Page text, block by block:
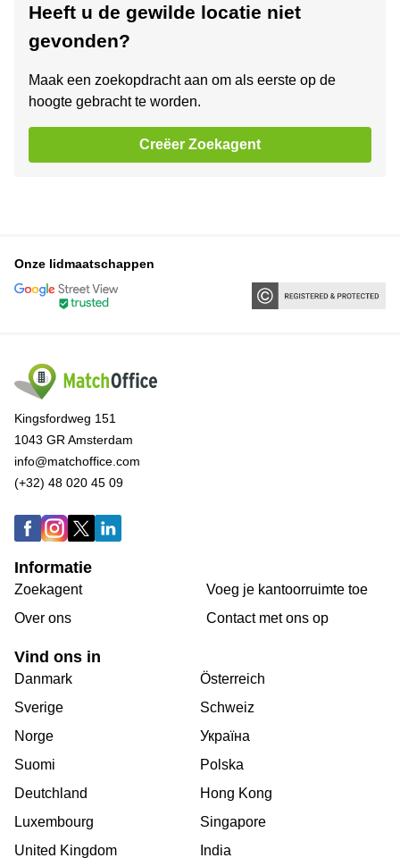
Heeft u de gewilde locatie niet
gevonden?
Maak een zoekopdracht aan om als eerste op de
hoogte gebracht te worden.
Creëer Zoekagent
Onze lidmaatschappen
Kingsfordweg 151
1043 GR Amsterdam
info@matchoffice.com
(+32) 48 020 45 09
Informatie
Zoekagent
Over ons
Voeg je kantoorruimte toe
Сontact met ons op
Vind ons in
Danmark
Sverige
Norge
Suomi
Deutchland
Luxembourg
United Kingdom
Österreich
Schweiz
Україна
Polska
Hong Kong
Singapore
India